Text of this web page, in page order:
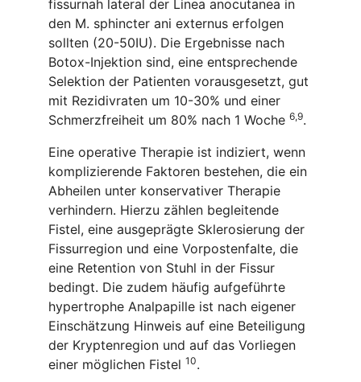
fissurnah lateral der Linea anocutanea in
den M. sphincter ani externus erfolgen
sollten (20-50IU). Die Ergebnisse nach
Botox-Injektion sind, eine entsprechende
Selektion der Patienten vorausgesetzt, gut
mit Rezidivraten um 10-30% und einer
Schmerzfreiheit um 80% nach 1 Woche 6,9.
Eine operative Therapie ist indiziert, wenn
komplizierende Faktoren bestehen, die ein
Abheilen unter konservativer Therapie
verhindern. Hierzu zählen begleitende
Fistel, eine ausgeprägte Sklerosierung der
Fissurregion und eine Vorpostenfalte, die
eine Retention von Stuhl in der Fissur
bedingt. Die zudem häufig aufgeführte
hypertrophe Analpapille ist nach eigener
Einschätzung Hinweis auf eine Beteiligung
der Kryptenregion und auf das Vorliegen
einer möglichen Fistel 10.